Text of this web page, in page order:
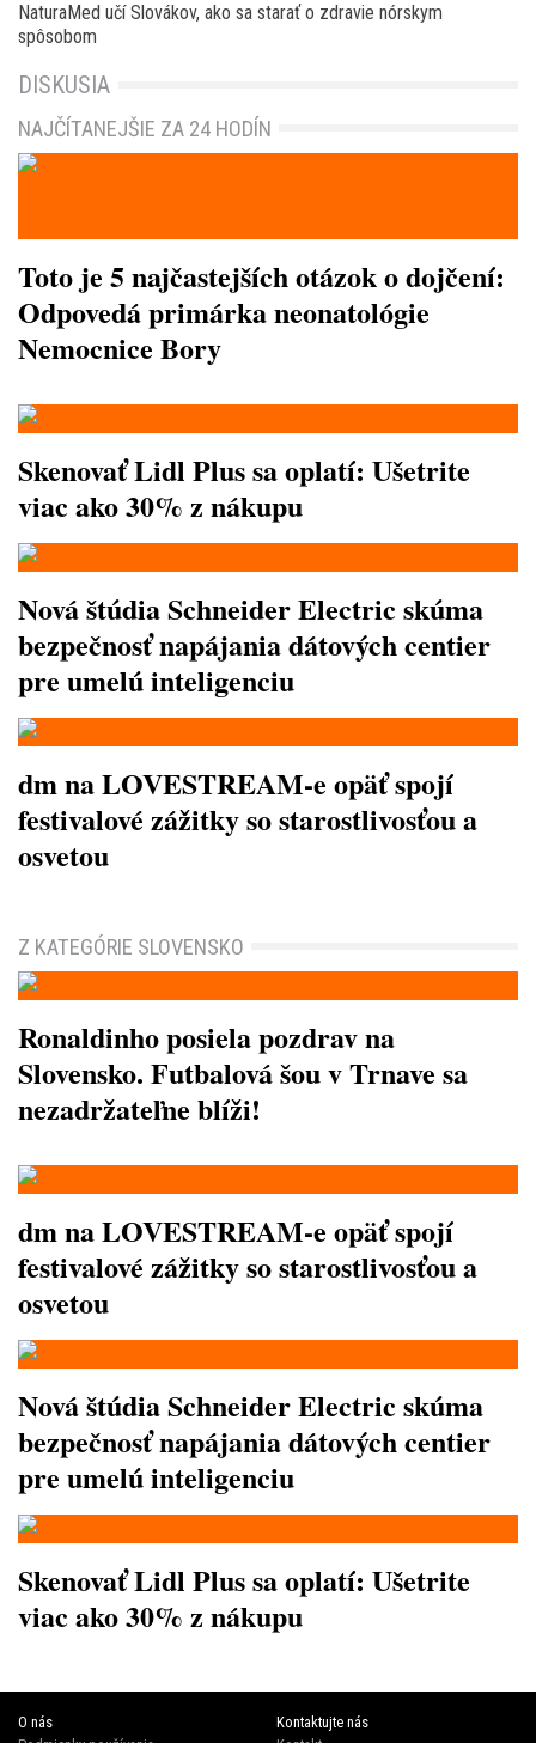
NaturaMed učí Slovákov, ako sa starať o zdravie nórskym
spôsobom
DISKUSIA
NAJČÍTANEJŠIE ZA 24 HODÍN
Toto je 5 najčastejších otázok o dojčení:
Odpovedá primárka neonatológie
Nemocnice Bory
Skenovať Lidl Plus sa oplatí: Ušetrite
viac ako 30% z nákupu
Nová štúdia Schneider Electric skúma
bezpečnosť napájania dátových centier
pre umelú inteligenciu
dm na LOVESTREAM-e opäť spojí
festivalové zážitky so starostlivosťou a
osvetou
Z KATEGÓRIE SLOVENSKO
Ronaldinho posiela pozdrav na
Slovensko. Futbalová šou v Trnave sa
nezadržateľne blíži!
dm na LOVESTREAM-e opäť spojí
festivalové zážitky so starostlivosťou a
osvetou
Nová štúdia Schneider Electric skúma
bezpečnosť napájania dátových centier
pre umelú inteligenciu
Skenovať Lidl Plus sa oplatí: Ušetrite
viac ako 30% z nákupu
O nás
Kontaktujte nás